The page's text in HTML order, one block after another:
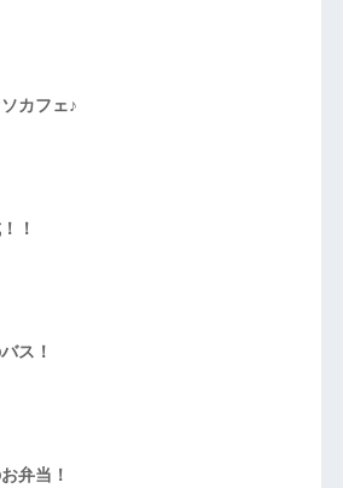
カフェ♪
！
ス！
弁当！